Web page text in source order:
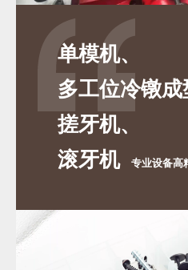
单模机、
多工位冷镦成
搓牙机、
滚牙机
专业设备高